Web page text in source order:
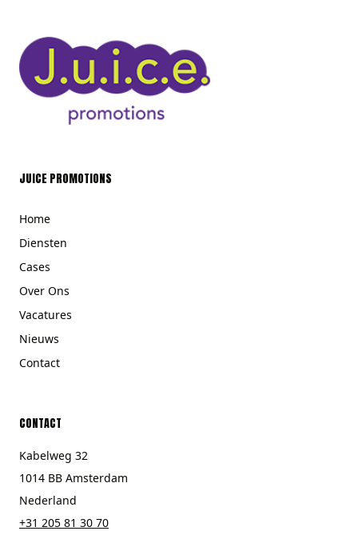
JUICE PROMOTIONS
Home
Diensten
Cases
Over Ons
Vacatures
Nieuws
Contact
CONTACT
Kabelweg 32
1014 BB Amsterdam
Nederland
+31 205 81 30 70